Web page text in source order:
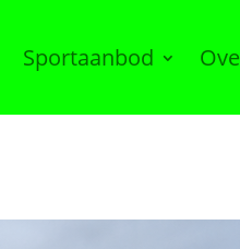
Sportaanbod